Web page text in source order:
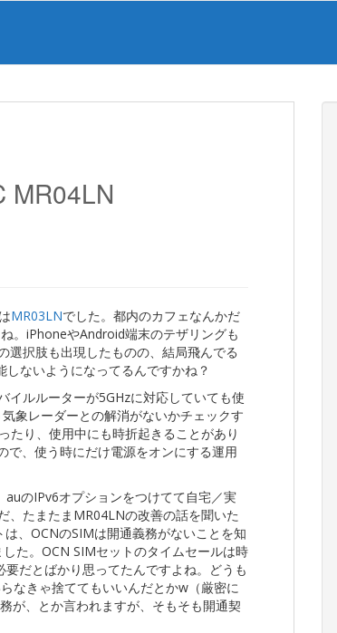
MR04LN
MR03LNでした。都内のカフェなんかだ
。iPhoneやAndroid端末のテザリングも
選択肢も出現したものの、結局飛んでる
ないようになってるんですかね？
イルルーターが5GHzに対応していても使
象レーダーとの解消がないかチェックす
たり、使用中にも時折起きることがあり
、使う時にだけ電源をオンにする運用
のIPv6オプションをつけてて自宅／実
、たまたまMR04LNの改善の話を聞いた
、OCNのSIMは開通義務がないことを知
た。OCN SIMセットのタイムセールは時
だとばかり思ってたんですよね。どうも
なきゃ捨ててもいいんだとかw（厳密に
が、とか言われますが、そもそも開通契